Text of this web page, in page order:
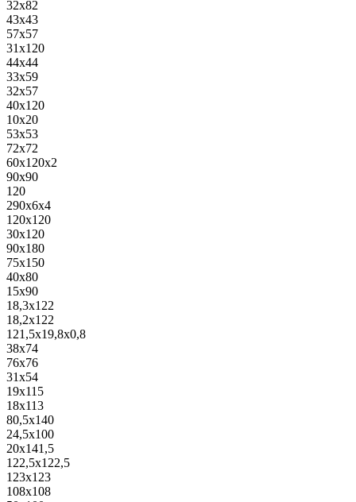
32x82
43x43
57x57
31x120
44x44
33x59
32x57
40x120
10x20
53x53
72x72
60x120x2
90x90
120
290x6x4
120x120
30x120
90x180
75x150
40x80
15x90
18,3x122
18,2x122
121,5x19,8x0,8
38x74
76x76
31x54
19x115
18x113
80,5x140
24,5x100
20x141,5
122,5x122,5
123x123
108x108